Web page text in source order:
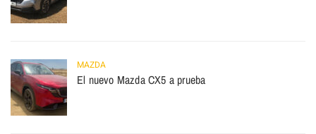
MAZDA
El nuevo Mazda CX5 a prueba